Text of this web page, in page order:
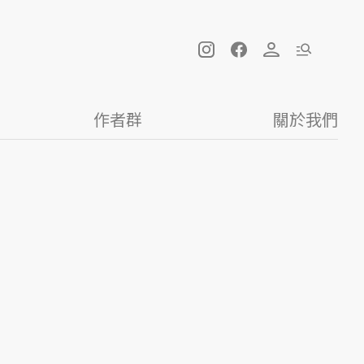
作者群 關於我們